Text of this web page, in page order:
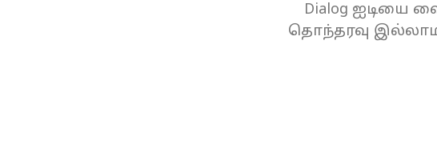
Dialog ஐடியை
தொந்தரவு